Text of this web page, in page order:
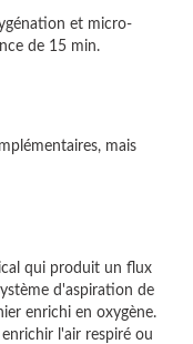
et micro-
de 15 min.
mais
qui produit un flux
d'aspiration de
enrichi en oxygène.
l'air respiré ou